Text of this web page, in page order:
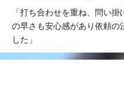
「打ち合わせを重ね、問い
の早さも安心感があり依頼の
した」